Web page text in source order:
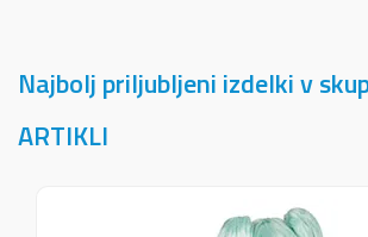
Najbolj priljubljeni izdelki v
ARTIKLI